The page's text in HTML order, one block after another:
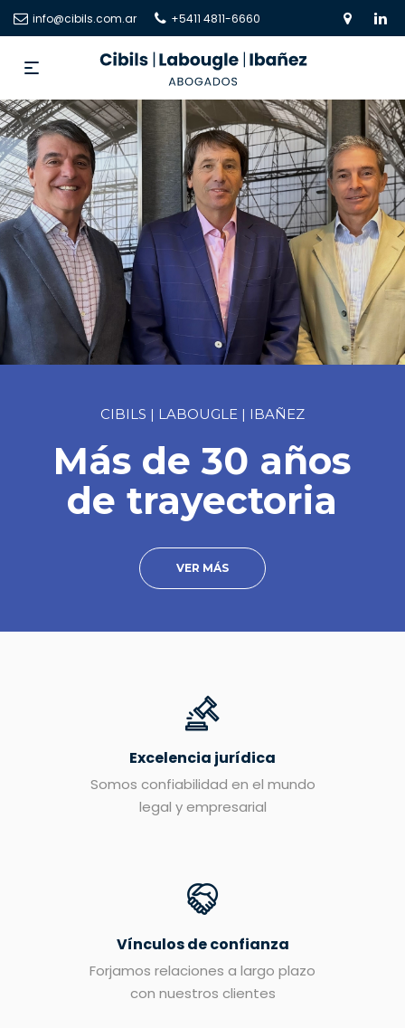
info@cibils.com.ar +5411 4811-6660
VER MÁS
CIBILS | LABOUGLE | IBAÑEZ
Más de 30 años
de trayectoria
Excelencia jurídica
Somos confiabilidad en el mundo
legal y empresarial
Vínculos de confianza
Forjamos relaciones a largo plazo
con nuestros clientes